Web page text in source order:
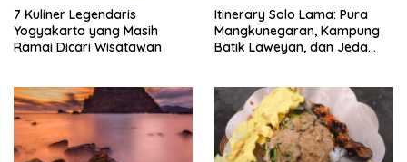
7 Kuliner Legendaris
Yogyakarta yang Masih
Ramai Dicari Wisatawan
Itinerary Solo Lama: Pura
Mangkunegaran, Kampung
Batik Laweyan, dan Jeda